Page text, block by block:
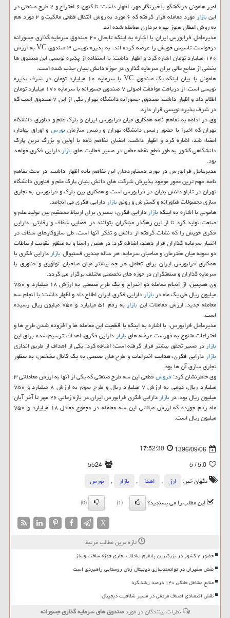
امیر هامونی در گفتگو با خبرنگار مهر، اظهار داشت: تا كنون ۶ اختراع و ۲ طرح صنعتی در
اینبازار
مورد معامله قرار گرفته كه ۶ مورد به روش انتقال قطعی مالكیت و ۲ مورد هم
به روش اعطای مجوز بهره برداری معامله شده اند.
مدیرعامل فرابورس ایران با اشاره به اینكه تابحال ۲۰ صندوق سرمایه گذاری جسورانه
درخواست تاسیس خویش را عرضه كرده اند، به پذیره نویسی ۳ صندوق VC به ارزش
۱۲۰ میلیارد تومان اشاره كرد و اظهار داشت: با استفاده از پذیره نویسی این صندوق ها
بخشی از منابع مالی برای سرمایه گذاری در حوزه دانش بنیان جذب شده است.
هامونی با بیان اینكه یك صندوق VC با سرمایه ۱۰ میلیارد تومان در شرف پذیره
نویسی است، از دریافت موافقت اصولی ۷ صندوق جسورانه با سرمایه ۱۷۰ میلیارد تومان
اطلاع داد و اظهار داشت: صندوق جسورانه دانشگاه تهران یكی از این ۷ صندوق است كه
در شرف پذیره نویسی قرار دارد.
وی در ادامه به تفاهم نامه همكاری میان فرابورس ایران و پارك علم و فناوری دانشگاه
تهران كه اخیرا با حضور رئیس دانشگاه تهران و رئیس سازمانبورس و اوراق بهادار،
امضاء شد، اشاره كرد و اظهار داشت: امضای تفاهم نامه با اولین و بزرگ ترین پارك
دانشگاهی كشور به طور قطع نقطه عطفی در مسیر فعالیت هایبازاردارایی فكری خواهد
بود.
مدیرعامل فرابورس در مورد دستاوردهای این تفاهم نامه اظهار داشت: در بحث تفاهم
نامه، مهم ترین محور موجود پذیرش شركت های دانش بنیان پارك علم و فناوری دانشگاه
تهران در تابلو دانش بنیان در فرابورس است و همكاری بین پارك و فرابورس به تجاری
سازی محصولات فناورانه و گسترش و رونقبازاردارایی فكری می انجامد.
هامونی با اشاره به اینكهبازاردارایی فكری، بستری برای ارتباط مستقیم بین تولید علم و
صنعت تولید كرد تا از این رهگذر مبتكران بتوانند در فضایی شفاف و رقابتی، دارایی
فكری خویش را كه نشات گرفته از دانش و تفكر آنها است، طی سازوكارهای شفاف در
اختیار سرمایه گذاران قرار دهند، اضافه كرد: در همین راستا و به منظور تقویت ارتباطات
دو سویه میان مخترعان و صاحبان سرمایه، هر ساله چندین فستیوالبازاردارایی فكری با
همكاری فرابورس ایران برای تعامل هر چه بیشتر میان صاحبان نوآوری و فناوری با
سرمایه گذاران و صنعتگران در حوزه های تخصصی مختلف برگزار می گردد.
وی همچنین، از انجام معامله دو اختراع و یك طرح صنعتی به ارزش ۱۸ میلیارد و ۷۵۰
میلیون ریال طی یك ماه دربازاردارایی فكری ایران اطلاع داد و اظهار داشت: با انجام سه
معامله جدید، ارزش معاملات این بازار
به رقم ۵۱ میلیارد و ۷۵۰ میلیون ریال رسیده
است.
مدیرعامل فرابورس، با اشاره به اینكه با قطعیت این معامله ها و افزوده شدن طرح ها و
اختراعات متنوع به فهرست عرضه هایبازاردارایی فكری، اهداف ترسیم شده برای این
بازاردر مسیر تحقق بیشتر قرار گرفته است؛ اضافه كرد: یكی از اهداف از طریق اندازی
بازاردارایی فكری، هدایت اختراعات و طرح های صنعتی به یك كانال مشخص، به منظور
تجاری سازی آن ها بود.
وی خاطرنشان كرد: فروش
قطعی این سه طرح صنعتی كه یكی از آنها به ارزش معاملاتی ۳
میلیارد ریال، دومی به ارزش ۷ میلیارد ریال و طرح سوم به ارزش ۸ میلیارد و ۷۵۰
میلیون ریال بود، دربازار
دارایی فكری فرابورس ایران در بازه زمانی ۲۶ مهر تا آخر آبان
ماه رقم خورده كه ارزش مبالاتی این سه معامله در مجموع معادل ۱۸ میلیارد و ۷۵۰
میلیون ریال است.
1396/09/06
17:52:30
5.0
/ 5
5524
تگهای خبر:
ارز , اهدا , بازار ,
بورس
این مطلب را می پسندید؟
(1)
(0)
X
تازه ترین مطالب مرتبط
حضور ۷ کشور در بزرگترین پلتفرم تبادلات تجاری حوزه ساخت وساز
نقش سفیران در توانمندسازی دیجیتال زنان روستایی راهبردی است
منابع مشاغل خانگی ۱۴۰ درصد رشد کرد
نقش اقتصادی اصناف مردمی در مسیر شفافیت دیجیتال
نظرات بینندگان در موردصندوق های سرمایه گذاری جسورانه